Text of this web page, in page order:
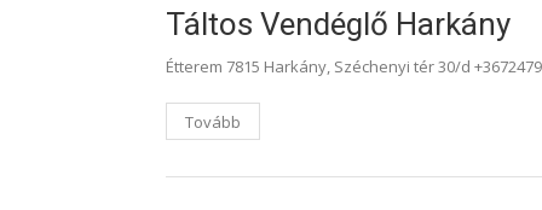
Táltos Vendéglő Harkány
Étterem 7815 Harkány, Széchenyi tér 30/d
Tovább